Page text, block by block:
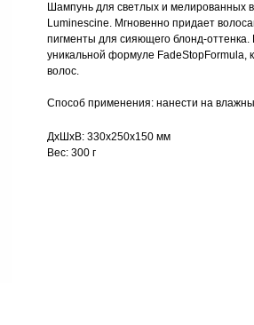
Шампунь для светлых и мелированных
Luminescine. Мгновенно придает
пигменты для сияющего блонд-оттенка.
уникальной формуле FadeStopFormula,
волос.
Способ применения: нанести на
ДxШxВ: 330x250x150 мм
Вес: 300 г